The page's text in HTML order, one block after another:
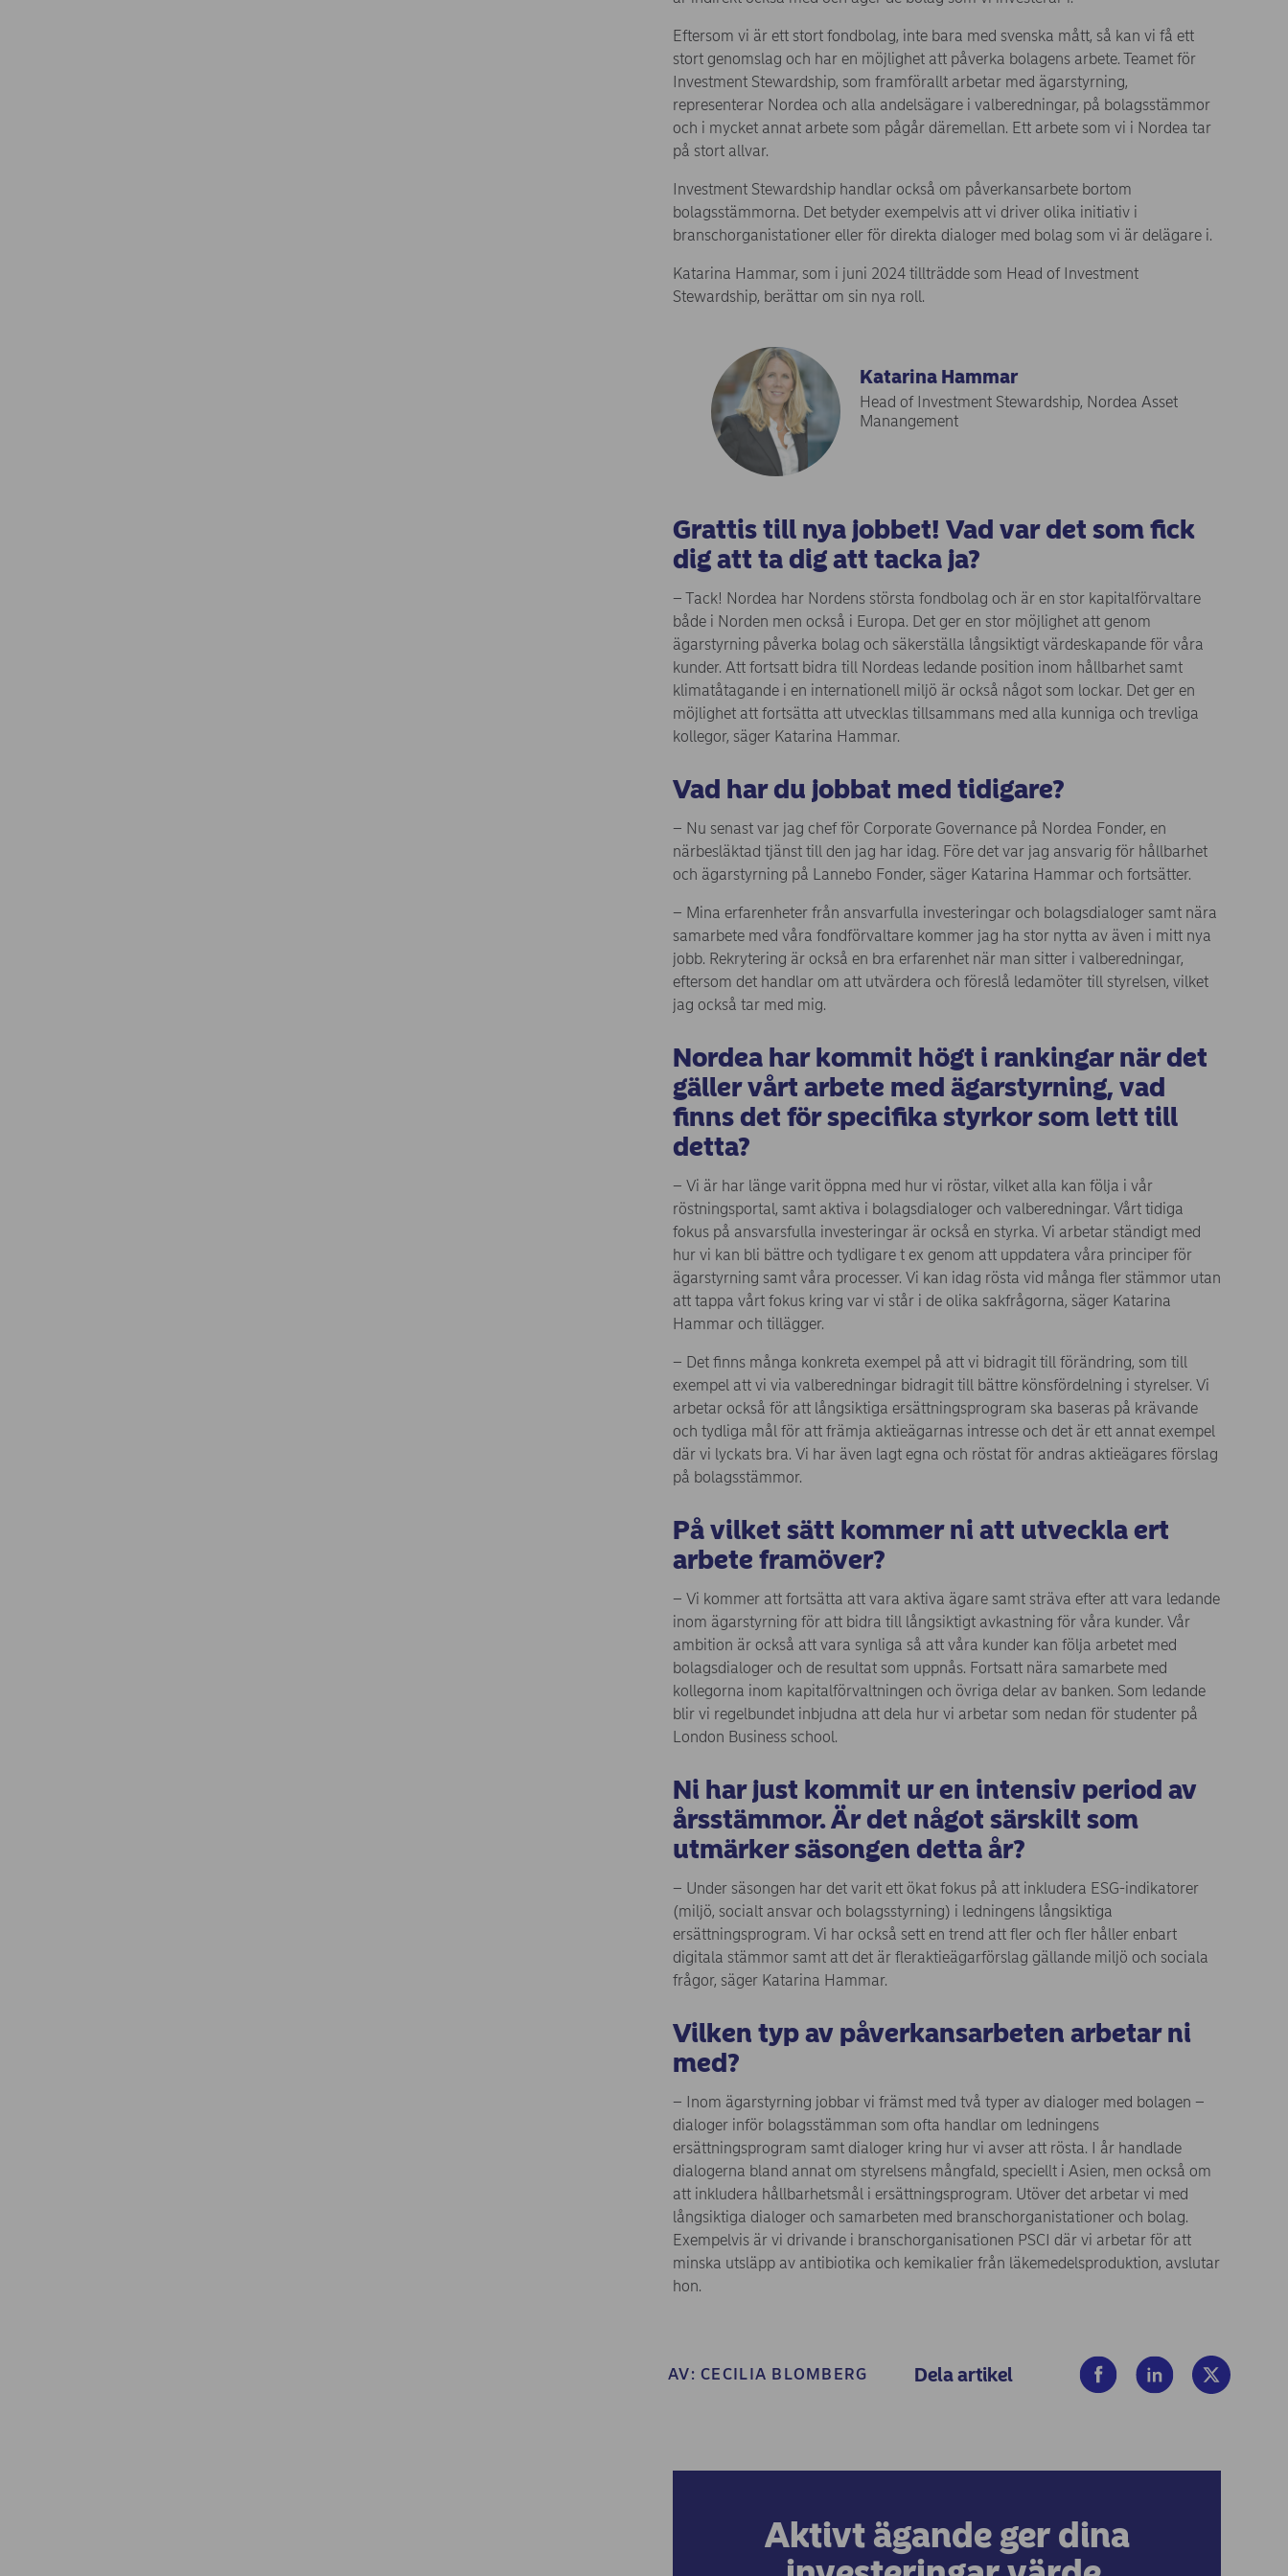
Eftersom vi är ett stort fondbolag, inte bara med svenska mått, så kan vi få ett
stort genomslag och har en möjlighet att påverka bolagens arbete. Teamet för
Investment Stewardship, som framförallt arbetar med ägarstyrning,
representerar Nordea och alla andelsägare i valberedningar, på bolagsstämmor
och i mycket annat arbete som pågår däremellan. Ett arbete som vi i Nordea tar
på stort allvar.
Investment Stewardship handlar också om påverkansarbete bortom
bolagsstämmorna. Det betyder exempelvis att vi driver olika initiativ i
branschorganistationer eller för direkta dialoger med bolag som vi är delägare i.
Katarina Hammar, som i juni 2024 tillträdde som Head of Investment
Stewardship, berättar om sin nya roll.
Katarina Hammar
Head of Investment Stewardship, Nordea Asset
Manangement
Grattis till nya jobbet! Vad var det som fick
dig att ta dig att tacka ja?
– Tack! Nordea har Nordens största fondbolag och är en stor kapitalförvaltare
både i Norden men också i Europa. Det ger en stor möjlighet att genom
ägarstyrning påverka bolag och säkerställa långsiktigt värdeskapande för våra
kunder. Att fortsatt bidra till Nordeas ledande position inom hållbarhet samt
klimatåtagande i en internationell miljö är också något som lockar. Det ger en
möjlighet att fortsätta att utvecklas tillsammans med alla kunniga och trevliga
kollegor, säger Katarina Hammar.
Vad har du jobbat med tidigare?
– Nu senast var jag chef för Corporate Governance på Nordea Fonder, en
närbesläktad tjänst till den jag har idag. Före det var jag ansvarig för hållbarhet
och ägarstyrning på Lannebo Fonder, säger Katarina Hammar och fortsätter.
– Mina erfarenheter från ansvarfulla investeringar och bolagsdialoger samt nära
samarbete med våra fondförvaltare kommer jag ha stor nytta av även i mitt nya
jobb. Rekrytering är också en bra erfarenhet när man sitter i valberedningar,
eftersom det handlar om att utvärdera och föreslå ledamöter till styrelsen, vilket
jag också tar med mig.
Nordea har kommit högt i rankingar när det
gäller vårt arbete med ägarstyrning, vad
finns det för specifika styrkor som lett till
detta?
– Vi är har länge varit öppna med hur vi röstar, vilket alla kan följa i vår
röstningsportal, samt aktiva i bolagsdialoger och valberedningar. Vårt tidiga
fokus på ansvarsfulla investeringar är också en styrka. Vi arbetar ständigt med
hur vi kan bli bättre och tydligare t ex genom att uppdatera våra principer för
ägarstyrning samt våra processer. Vi kan idag rösta vid många fler stämmor utan
att tappa vårt fokus kring var vi står i de olika sakfrågorna, säger Katarina
Hammar och tillägger.
– Det finns många konkreta exempel på att vi bidragit till förändring, som till
exempel att vi via valberedningar bidragit till bättre könsfördelning i styrelser. Vi
arbetar också för att långsiktiga ersättningsprogram ska baseras på krävande
och tydliga mål för att främja aktieägarnas intresse och det är ett annat exempel
där vi lyckats bra. Vi har även lagt egna och röstat för andras aktieägares förslag
på bolagsstämmor.
På vilket sätt kommer ni att utveckla ert
arbete framöver?
– Vi kommer att fortsätta att vara aktiva ägare samt sträva efter att vara ledande
inom ägarstyrning för att bidra till långsiktigt avkastning för våra kunder. Vår
ambition är också att vara synliga så att våra kunder kan följa arbetet med
bolagsdialoger och de resultat som uppnås. Fortsatt nära samarbete med
kollegorna inom kapitalförvaltningen och övriga delar av banken. Som ledande
blir vi regelbundet inbjudna att dela hur vi arbetar som nedan för studenter på
London Business school.
Ni har just kommit ur en intensiv period av
årsstämmor. Är det något särskilt som
utmärker säsongen detta år?
– Under säsongen har det varit ett ökat fokus på att inkludera ESG-indikatorer
(miljö, socialt ansvar och bolagsstyrning) i ledningens långsiktiga
ersättningsprogram. Vi har också sett en trend att fler och fler håller enbart
digitala stämmor samt att det är fleraktieägarförslag gällande miljö och sociala
frågor, säger Katarina Hammar.
Vilken typ av påverkansarbeten arbetar ni
med?
– Inom ägarstyrning jobbar vi främst med två typer av dialoger med bolagen –
dialoger inför bolagsstämman som ofta handlar om ledningens
ersättningsprogram samt dialoger kring hur vi avser att rösta. I år handlade
dialogerna bland annat om styrelsens mångfald, speciellt i Asien, men också om
att inkludera hållbarhetsmål i ersättningsprogram. Utöver det arbetar vi med
långsiktiga dialoger och samarbeten med branschorganistationer och bolag.
Exempelvis är vi drivande i branschorganisationen PSCI där vi arbetar för att
minska utsläpp av antibiotika och kemikalier från läkemedelsproduktion, avslutar
hon.
AV:CECILIA BLOMBERG Dela artikel
(opens in new window)
(opens in new
(opens in
Aktivt ägande ger dina